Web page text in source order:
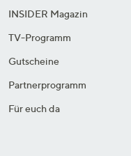
INSIDER Magazin
TV-Programm
Gutscheine
Partnerprogramm
Für euch da